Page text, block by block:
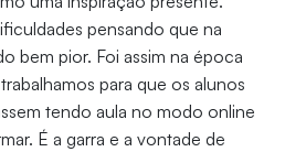
pensando que na
bem pior. Foi assim na época
para que os alunos
tendo aula no modo online
É a garra e a vontade de